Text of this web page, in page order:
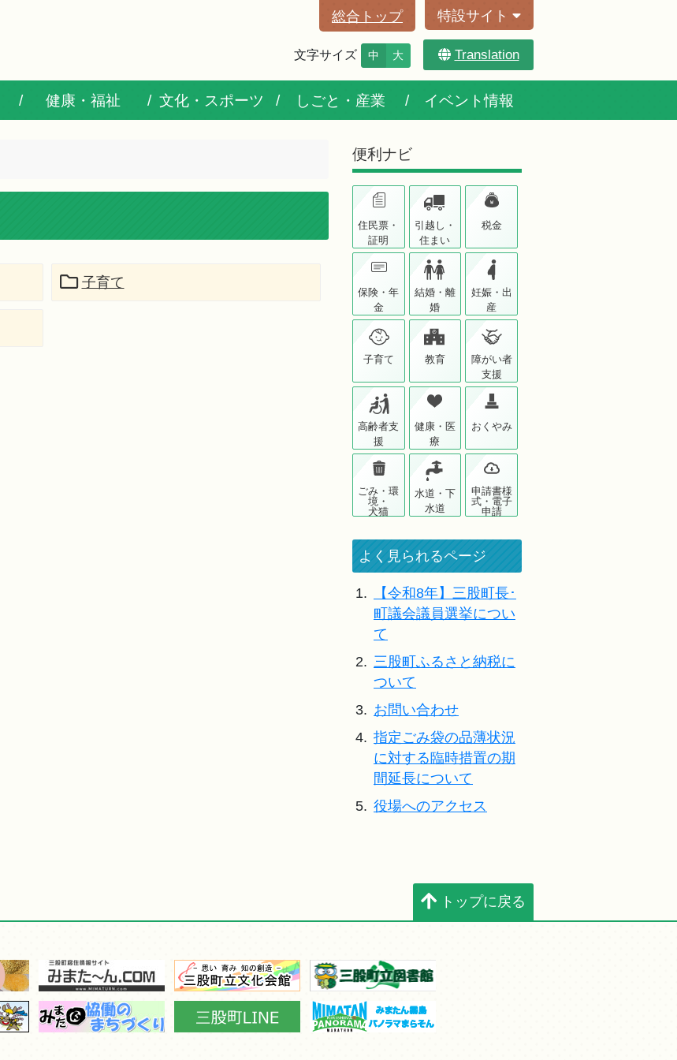
総合トップ 特設サイト
文字サイズ 中 大 Translation
健康・福祉 文化・スポーツ しごと・産業 イベント情報
子育て
便利ナビ
住民票・
証明
引越し・
住まい
税金
保険・年
金
結婚・離
婚
妊娠・出
産
子育て 教育
障がい者
支援
高齢者支
援
健康・医
療
おくやみ
ごみ・環
境・
犬猫
水道・下
水道
申請書様
式・電子
申請
よく見られるページ
1.
【令和8年】三股町長･
町議会議員選挙につい
て
2. 三股町ふるさと納税に
ついて
3. お問い合わせ
4. 指定ごみ袋の品薄状況
に対する臨時措置の期
間延長について
5. 役場へのアクセス
トップに戻る